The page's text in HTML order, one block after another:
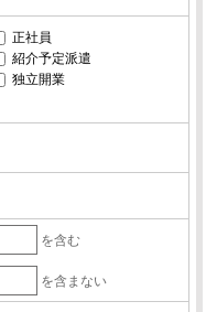
正社員
紹介予定派遣
独立開業
を含む
を含まない